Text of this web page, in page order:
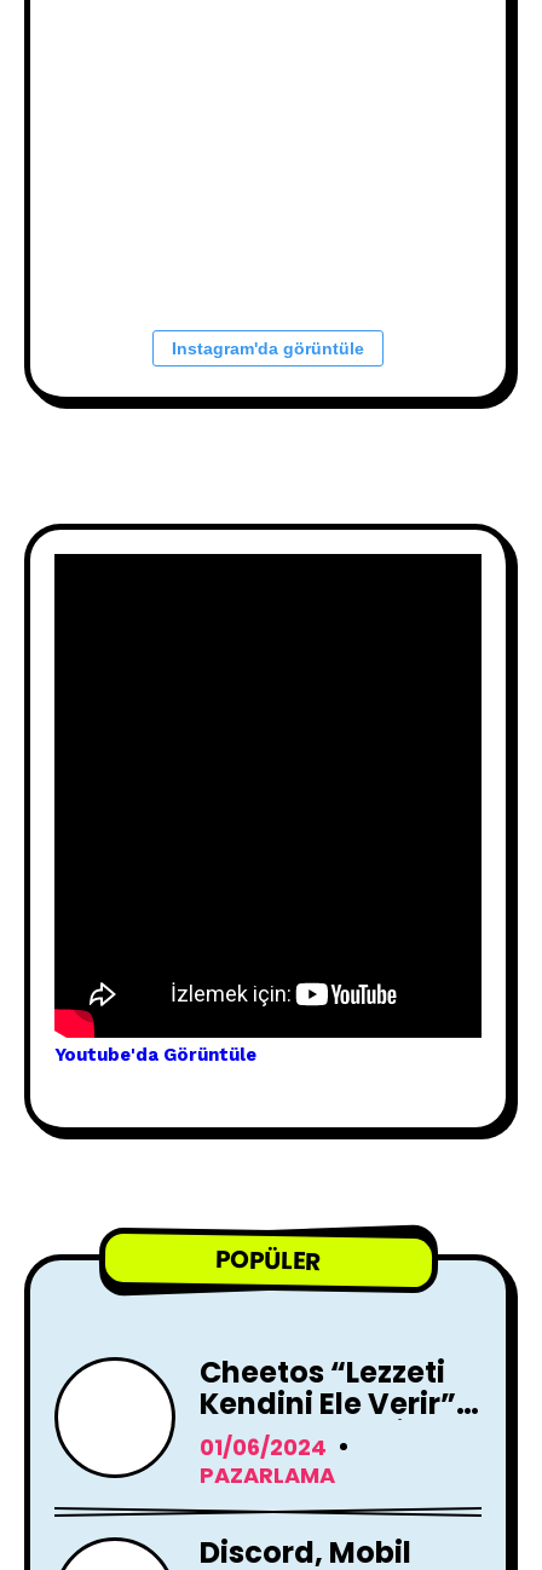
Instagram'da görüntüle
Youtube'da Görüntüle
POPÜLER
Cheetos “Lezzeti
Kendini Ele Verir”
Reklam Filmi İle
Yayında !
01/06/2024
PAZARLAMA
Discord, Mobil